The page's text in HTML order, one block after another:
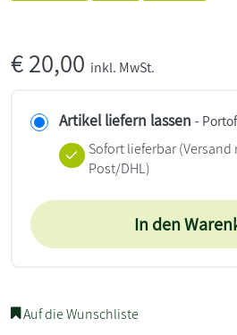
€20,00 inkl. MwSt.
Artikel liefern lassen -
Sofort lieferbar(Versand
Post/DHL)
In den
Auf die Wunschliste